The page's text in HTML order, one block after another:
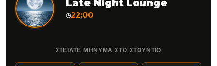
Late Night Lounge
◷22:00
ΣΤΕΙΛΤΕ ΜΗΝΥΜΑ ΣΤΟ ΣΤΟΥΝΤΙΟ